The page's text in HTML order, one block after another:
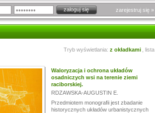
zarejestruj się »
Tryb wyświetlania: z okładkami lista
Waloryzacja i ochrona układów
osadniczych wsi na terenie ziemi
raciborskiej.
RDZAWSKA-AUGUSTIN E.
Przedmiotem monografii jest zbadanie
historycznych układów urbanistycznych